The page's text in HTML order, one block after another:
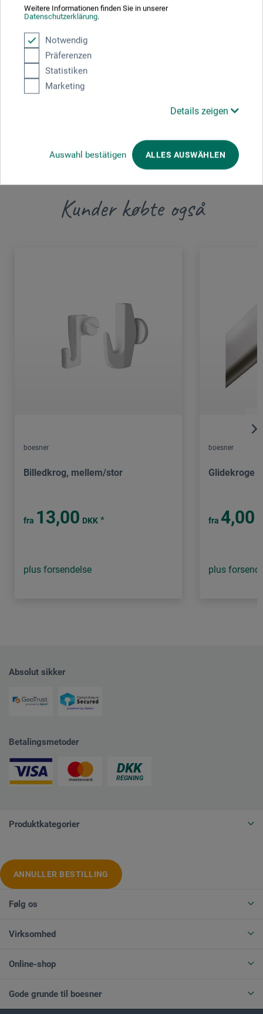
Weitere Informationen finden Sie in unserer
Datenschutzerklärung.
Notwendig
Präferenzen
Statistiken
Marketing
Details zeigen
Auswahl bestätigen ALLES AUSWÄHLEN
Her finder du producentens kontaktoplysninger for dette
boesner GmbH distribution + logistics
Liegnitzer Str. 17
58454 Witten
Kunder købte også
boesner
Billedkrog, mellem/stor
fra 13,00 DKK *
plus forsendelse
boesner
Glidekroge
fra 4,00
plus
Absolut sikker
Betalingsmetoder
Produktkategorier
ANNULLER BESTILLING
Følg os
Virksomhed
Online-shop
Gode grunde til boesner